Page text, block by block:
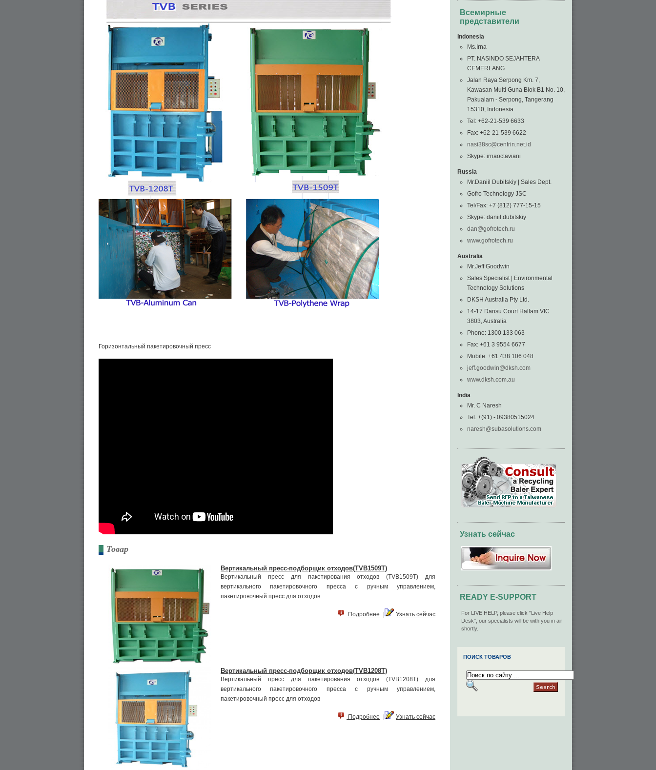
Горизонтальный пакетировочный пресс
Товар
Вертикальный пресс-подборщик отходов(TVB1509T)
Вертикальный пресс для пакетирования отходов (TVB1509T) для
вертикального пакетировочного пресса с ручным управлением,
пакетировочный пресс для отходов
Подробнее | Узнать сейчас
Вертикальный пресс-подборщик отходов(TVB1208T)
Вертикальный пресс для пакетирования отходов (TVB1208T) для
вертикального пакетировочного пресса с ручным управлением,
пакетировочный пресс для отходов
Подробнее | Узнать сейчас
Всемирные
представители
Indonesia
Ms.Irna
PT. NASINDO SEJAHTERA
CEMERLANG
Jalan Raya Serpong Km. 7,
Kawasan Multi Guna Blok B1 No. 10,
Pakualam - Serpong, Tangerang
15310, Indonesia
Tel: +62-21-539 6633
Fax: +62-21-539 6622
nasi38sc@centrin.net.id
Skype: irnaoctaviani
Russia
Mr.Daniil Dubitskiy | Sales Dept.
Gofro Technology JSC
Tel/Fax: +7 (812) 777-15-15
Skype: daniil.dubitskiy
dan@gofrotech.ru
www.gofrotech.ru
Australia
Mr.Jeff Goodwin
Sales Specialist | Environmental
Technology Solutions
DKSH Australia Pty Ltd.
14-17 Dansu Court Hallam VIC
3803, Australia
Phone: 1300 133 063
Fax: +61 3 9554 6677
Mobile: +61 438 106 048
jeff.goodwin@dksh.com
www.dksh.com.au
India
Mr. C Naresh
Tel: +(91) - 09380515024
naresh@subasolutions.com
Узнать сейчас
READY E-SUPPORT
For LIVE HELP, please click "Live Help
Desk", our specialists will be with you in air
shortly.
ПОИСК ТОВАРОВ